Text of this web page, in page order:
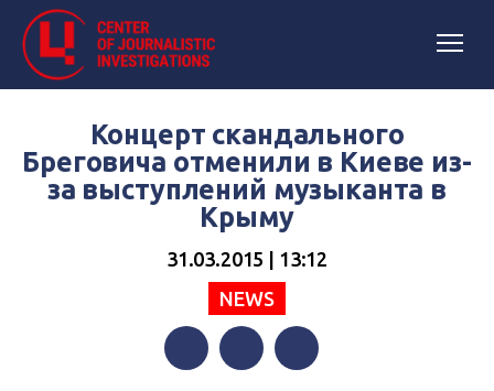
Концерт скандального
Бреговича отменили в Киеве из-
за выступлений музыканта в
Крыму
31.03.2015 | 13:12
NEWS